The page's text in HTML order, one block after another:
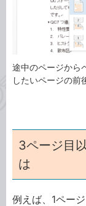
途中のページから
したいページの前
3ページ目
は
例えば、1ペー